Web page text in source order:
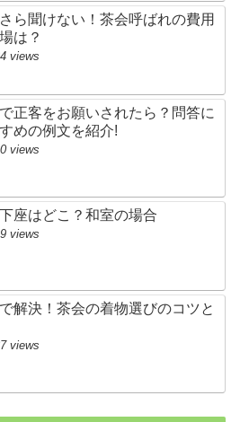
ら聞けない！茶会呼ばれの費用
は？
views
正客をお願いされたら？問答に
めの例文を紹介!
views
座はどこ？和室の場合
views
解決！茶会の着物選びのコツと
views